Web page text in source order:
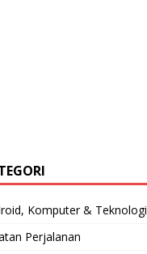
Komputer & Teknologi
Perjalanan